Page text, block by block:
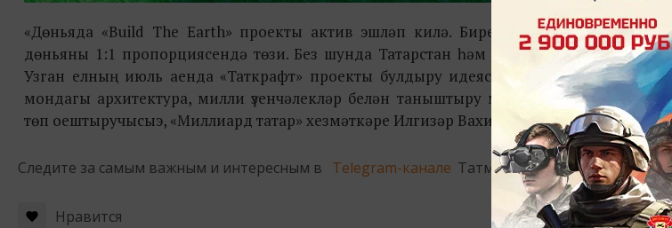
«Дөньяда «Build The Earth» проекты актив эшләп килә. Биредә катнашучылар
дөньяны 1:1 пропорциясендә төзи. Без шунда Татарстан һәм Россиянең бик күп
Узган елның июль аенда «Таткрафт» проекты булдыру идеясе туды. Бу, беренче
мондагы архитектура, милли үзенчәлекләр белән таныштыру максатыннан
төп оештыручысыэ, «Миллиард татар» хезмәткәре Илгизәр Вахитов.
Следите за самым важным и интересным в Telegram-канале Татмедиа
Нравится